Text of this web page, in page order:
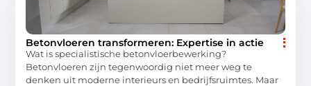
Betonvloeren transformeren: Expertise in actie
Wat is specialistische betonvloerbewerking?
Betonvloeren zijn tegenwoordig niet meer weg te
denken uit moderne interieurs en bedrijfsruimtes. Maar